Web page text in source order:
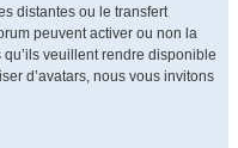
distantes ou le transfert
peuvent activer ou non la
veuillent rendre disponible
d’avatars, nous vous invitons